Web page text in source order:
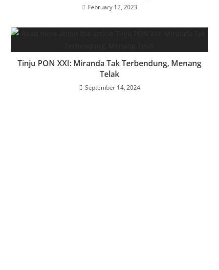
February 12, 2023
Tinju PON XXI: Miranda Tak Terbendung, Menang
Telak
September 14, 2024